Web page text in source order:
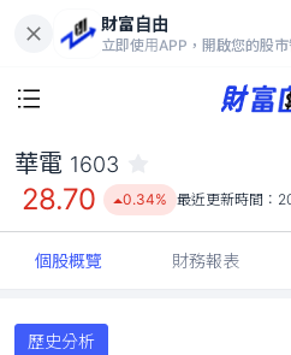
財富自由
立即使用APP，開啟您的股市
28.70
華電 1603
28.70 0.34% 最近更新時間：
個股概覽 財務報表
歷史分析